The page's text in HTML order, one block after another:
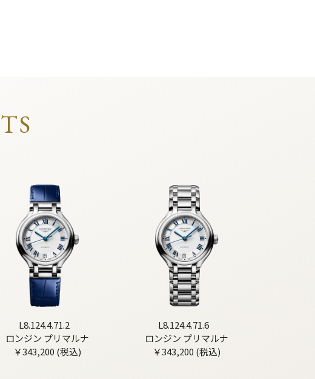
L8.124.4.71.2
ロンジン プリマルナ
￥343,200 (税込)
L8.124.4.71.6
ロンジン プリマルナ
￥343,200 (税込)